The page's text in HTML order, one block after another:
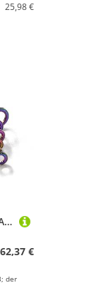
25,98 €
Teleskoprute,Angelrute Mini Automatische Angelrute Teleskop Meer River See Hand Angelschraube Pole Kohlefaser Fischgerät Angelruten(1.8 m)
62,37 €
der